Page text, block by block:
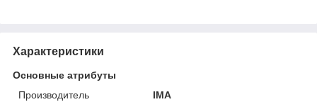
Характеристики
Основные атрибуты
Производитель
IMA